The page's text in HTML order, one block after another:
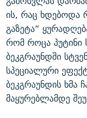
ის, რაც ხდებოდა
გაზეტა“
რომ როცა
ბეკგრაუნდში
სპეციალური
ბეკგრაუნდის ხმა
მაყურებლამდე